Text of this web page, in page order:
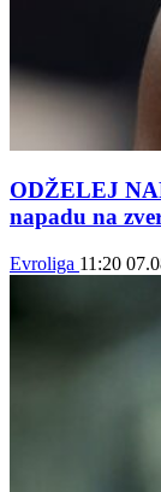
ODŽELEJ
napadu na
Evroliga 11:20